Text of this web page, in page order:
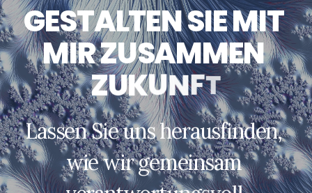
GESTALTENSIEMIT
MIRZUSAMMEN
ZUKUNFT
LassenSieunsherausfinden,
wiewirgemeinsam